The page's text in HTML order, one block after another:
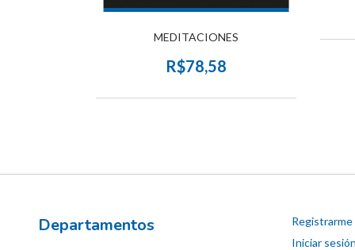
MEDITACIONES
R$78,58
Departamentos
Registrarme
Iniciar